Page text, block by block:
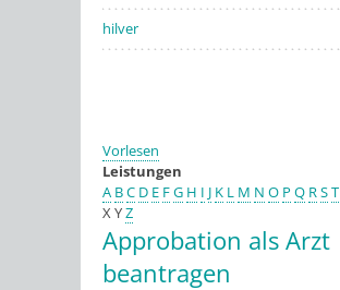
hilver
Vorlesen
Leistungen
A BC D E FG H I J K L M N O P Q RST
XYZ
Approbation als Arzt
beantragen